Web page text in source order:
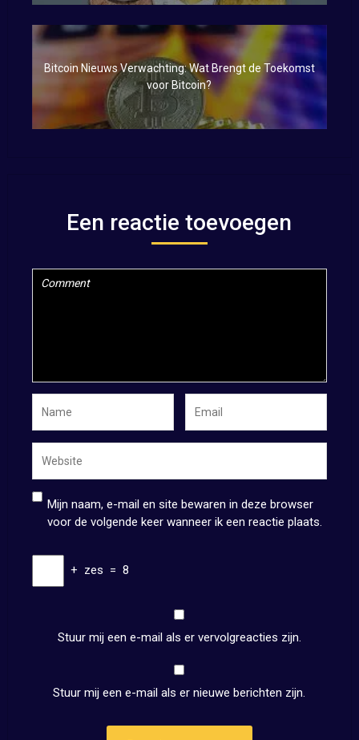
Bitcoin Nieuws Verwachting: Wat Brengt de Toekomst
voor Bitcoin?
Een reactie toevoegen
Mijn naam, e-mail en site bewaren in deze browser
voor de volgende keer wanneer ik een reactie plaats.
+ zes = 8
Stuur mij een e-mail als er vervolgreacties zijn.
Stuur mij een e-mail als er nieuwe berichten zijn.